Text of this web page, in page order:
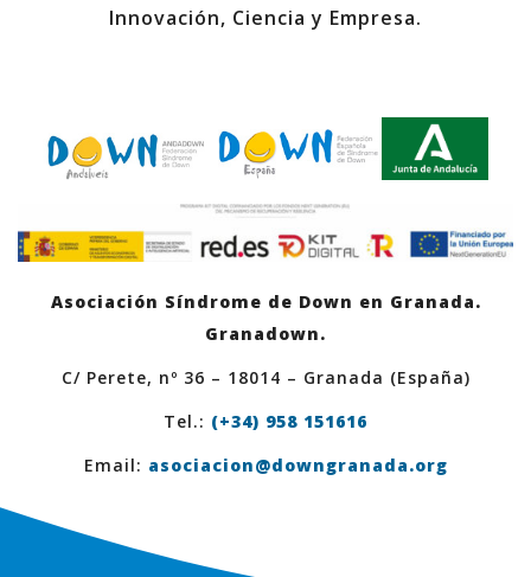
Innovación, Ciencia y Empresa.
Asociación Síndrome de Down en Granada.
Granadown.
C/ Perete, nº 36 – 18014 – Granada (España)
Tel.: (+34) 958 151616
Email: asociacion@downgranada.org